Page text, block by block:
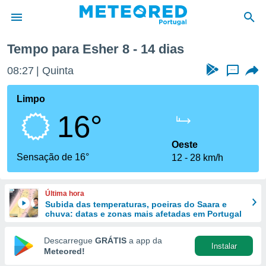
da
foi
fornecidas
a este
das
e
forma
digital
Tempo para Esher 8 - 14 dias
08:27 Quinta ...
Limpo
16°
Sensação de 16°
Oeste
12
28 km/h
Última hora
Subida das temperaturas, poeiras do Saara e
chuva: datas e zonas mais afetadas em Portugal
Descarregue GRÁTIS a app da
Meteored!
Instalar